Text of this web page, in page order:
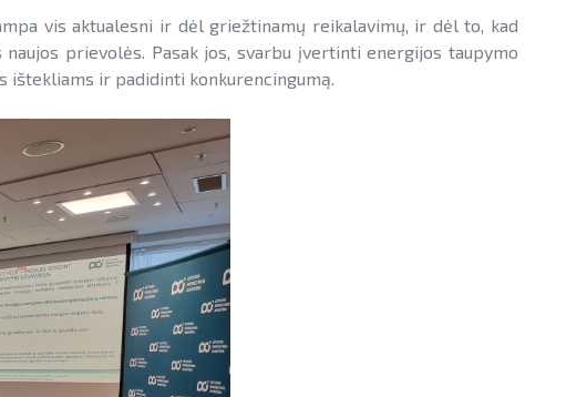
vis aktualesni ir dėl griežtinamų reikalavimų, ir dėl to, kad
prievolės. Pasak jos, svarbu įvertinti energijos taupymo
ištekliams ir padidinti konkurencingumą.